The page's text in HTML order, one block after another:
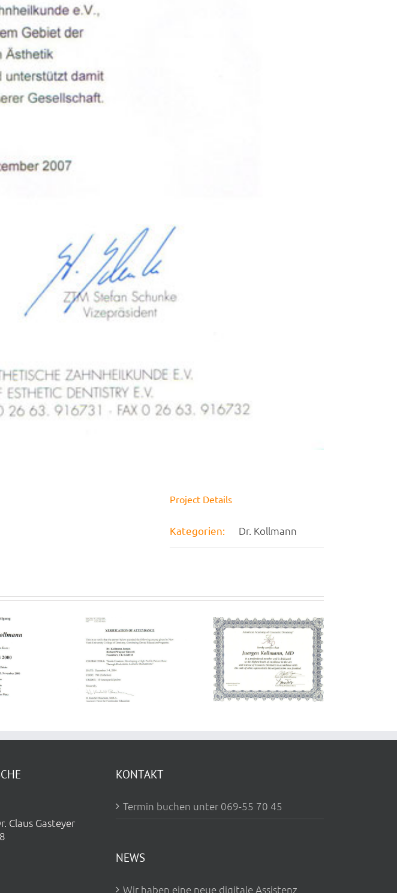
Project Details
Kategorien: Dr. Kollmann
a High
Base
Through
Membership
American
SWISS
SYMPOSIUM ON
ESTHETIC
DENISTRY
Claus Gasteyer
KONTAKT
Termin buchen unter 069-55 70 45
NEWS
Wir haben eine neue digitale Assistenz